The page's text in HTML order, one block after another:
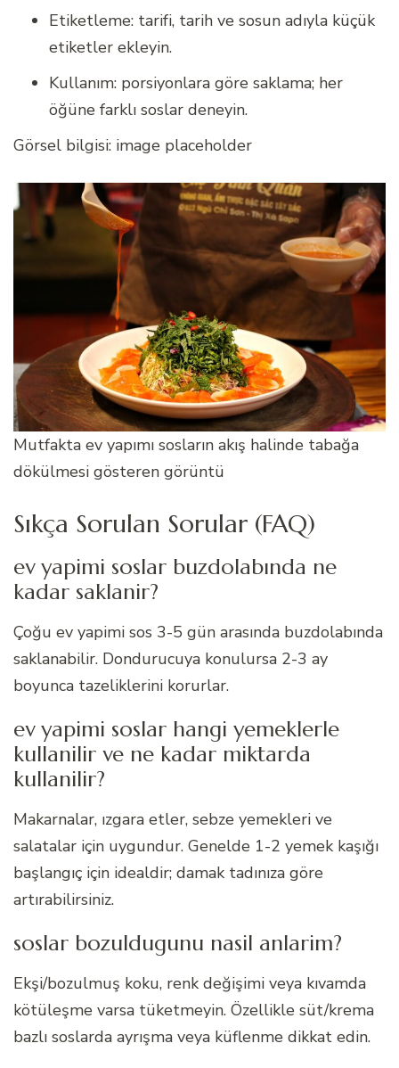
Etiketleme: tarifi, tarih ve sosun adıyla küçük
etiketler ekleyin.
Kullanım: porsiyonlara göre saklama; her
öğüne farklı soslar deneyin.
Görsel bilgisi: image placeholder
Mutfakta ev yapımı sosların akış halinde tabağa
dökülmesi gösteren görüntü
Sıkça Sorulan Sorular (FAQ)
ev yapimi soslar buzdolabında ne
kadar saklanir?
Çoğu ev yapimi sos 3-5 gün arasında buzdolabında
saklanabilir. Dondurucuya konulursa 2-3 ay
boyunca tazeliklerini korurlar.
ev yapimi soslar hangi yemeklerle
kullanilir ve ne kadar miktarda
kullanilir?
Makarnalar, ızgara etler, sebze yemekleri ve
salatalar için uygundur. Genelde 1-2 yemek kaşığı
başlangıç için idealdir; damak tadınıza göre
artırabilirsiniz.
soslar bozuldugunu nasil anlarim?
Ekşi/bozulmuş koku, renk değişimi veya kıvamda
kötüleşme varsa tüketmeyin. Özellikle süt/krema
bazlı soslarda ayrışma veya küflenme dikkat edin.